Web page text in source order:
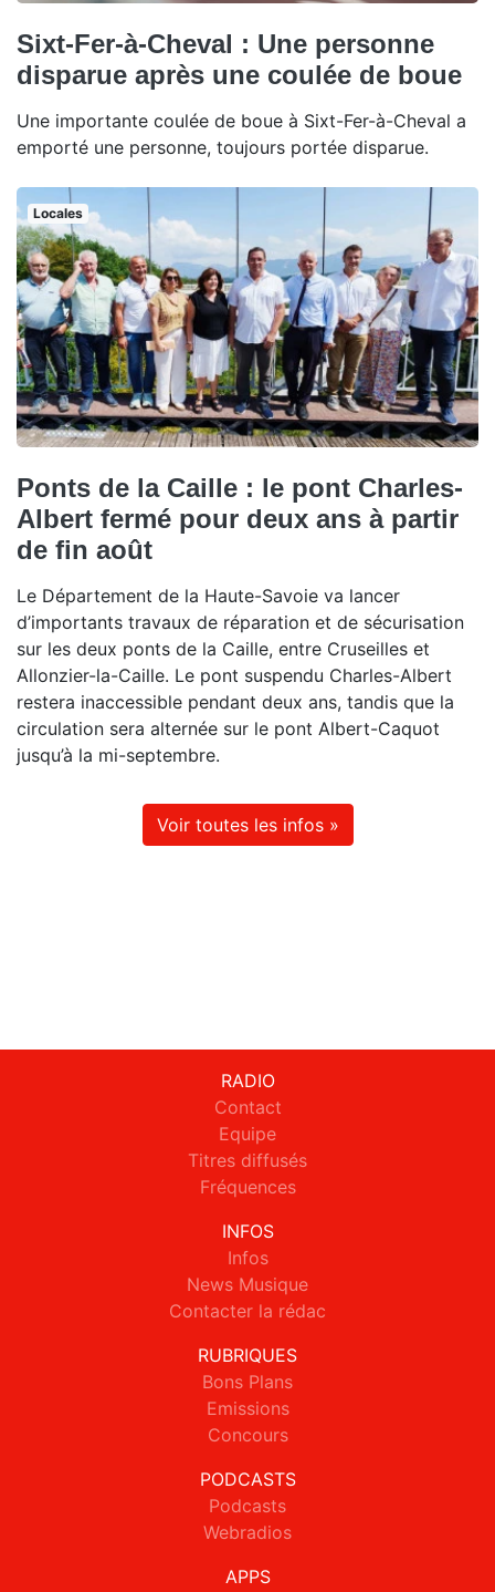
Sixt-Fer-à-Cheval : Une personne
disparue après une coulée de boue
Une importante coulée de boue à Sixt-Fer-à-Cheval a
emporté une personne, toujours portée disparue.
Locales
Ponts de la Caille : le pont Charles-
Albert fermé pour deux ans à partir
de fin août
Le Département de la Haute-Savoie va lancer
d’importants travaux de réparation et de sécurisation
sur les deux ponts de la Caille, entre Cruseilles et
Allonzier-la-Caille. Le pont suspendu Charles-Albert
restera inaccessible pendant deux ans, tandis que la
circulation sera alternée sur le pont Albert-Caquot
jusqu’à la mi-septembre.
Voir toutes les infos »
RADIO
Contact
Equipe
Titres diffusés
Fréquences
INFOS
Infos
News Musique
Contacter la rédac
RUBRIQUES
Bons Plans
Emissions
Concours
PODCASTS
Podcasts
Webradios
APPS